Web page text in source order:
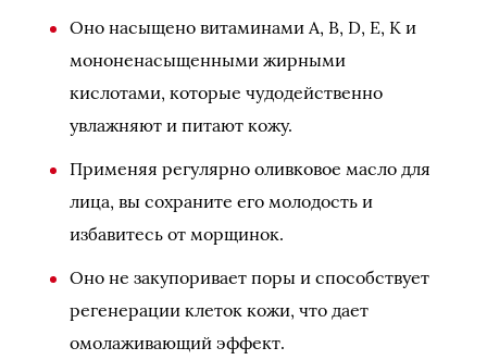
Оно насыщено витаминами A, В, D, E, К и
мононенасыщенными жирными
кислотами, которые чудодейственно
увлажняют и питают кожу.
Применяя регулярно оливковое масло для
лица, вы сохраните его молодость и
избавитесь от морщинок.
Оно не закупоривает поры и способствует
регенерации клеток кожи, что дает
омолаживающий эффект.